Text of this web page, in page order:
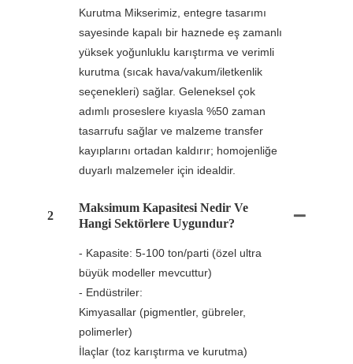
Kurutma Mikserimiz, entegre tasarımı
sayesinde kapalı bir haznede eş zamanlı
yüksek yoğunluklu karıştırma ve verimli
kurutma (sıcak hava/vakum/iletkenlik
seçenekleri) sağlar. Geleneksel çok
adımlı proseslere kıyasla %50 zaman
tasarrufu sağlar ve malzeme transfer
kayıplarını ortadan kaldırır; homojenliğe
duyarlı malzemeler için idealdir.
2
Maksimum Kapasitesi Nedir Ve
Hangi Sektörlere Uygundur?
- Kapasite: 5-100 ton/parti (özel ultra
büyük modeller mevcuttur)
- Endüstriler:
Kimyasallar (pigmentler, gübreler,
polimerler)
İlaçlar (toz karıştırma ve kurutma)